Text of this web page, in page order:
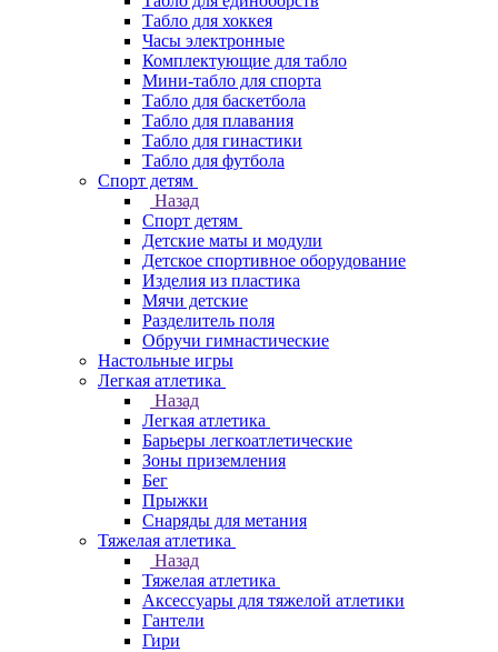
Табло для хоккея
Часы электронные
Комплектующие для табло
Мини-табло для спорта
Табло для баскетбола
Табло для плавания
Табло для гинастики
Табло для футбола
Спорт детям
Назад
Спорт детям
Детские маты и модули
Детское спортивное оборудование
Изделия из пластика
Мячи детские
Разделитель поля
Обручи гимнастические
Настольные игры
Легкая атлетика
Назад
Легкая атлетика
Барьеры легкоатлетические
Зоны приземления
Бег
Прыжки
Снаряды для метания
Тяжелая атлетика
Назад
Тяжелая атлетика
Аксессуары для тяжелой атлетики
Гантели
Гири